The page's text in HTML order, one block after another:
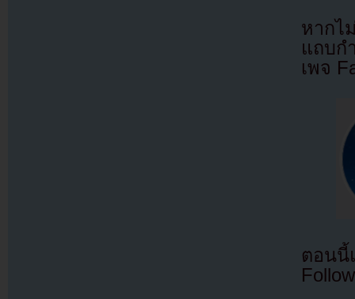
หากไ
แถบก
เพจ
ตอนนี้